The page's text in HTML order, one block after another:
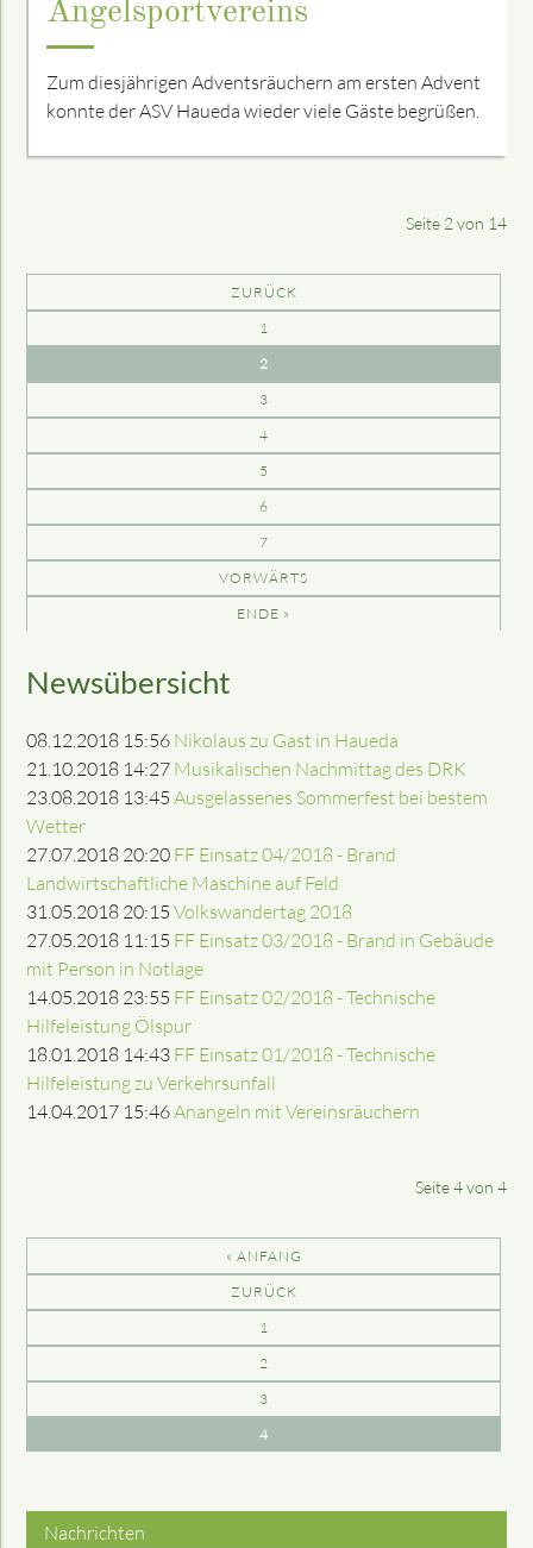
Angelsportvereins
Zum diesjährigen Adventsräuchern am ersten Advent
konnte der ASV Haueda wieder viele Gäste begrüßen.
Seite 2 von 14
ZURÜCK
1
2
3
4
5
6
7
VORWÄRTS
ENDE »
Newsübersicht
08.12.2018 15:56 Nikolaus zu Gast in Haueda
21.10.2018 14:27 Musikalischen Nachmittag des DRK
23.08.2018 13:45 Ausgelassenes Sommerfest bei bestem
Wetter
27.07.2018 20:20 FF Einsatz 04/2018 - Brand
Landwirtschaftliche Maschine auf Feld
31.05.2018 20:15 Volkswandertag 2018
27.05.2018 11:15 FF Einsatz 03/2018 - Brand in Gebäude
mit Person in Notlage
14.05.2018 23:55 FF Einsatz 02/2018 - Technische
Hilfeleistung Ölspur
18.01.2018 14:43 FF Einsatz 01/2018 - Technische
Hilfeleistung zu Verkehrsunfall
14.04.2017 15:46Anangeln mit Vereinsräuchern
Seite 4 von 4
« ANFANG
ZURÜCK
1
2
3
4
Nachrichten